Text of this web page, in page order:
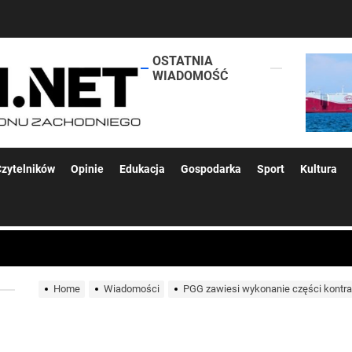
lokalsi.net
OSTATNIA
WIADOMOŚĆ
Opinie Edukacja Gospodarka Sport Kultura
woda nieprzydatna do spożycia!!!
Rybnik?
kolejnych afer w ochronie zdrowia — czas zacząć mówić o
Home Wiadomości PGG zawiesi wykonanie części